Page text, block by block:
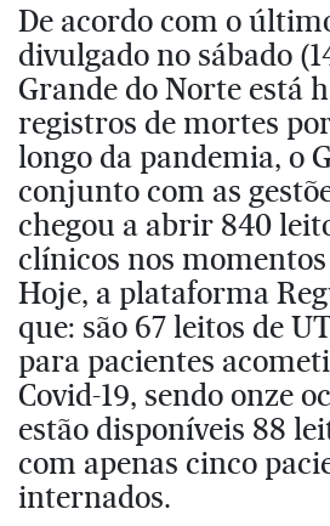
De acordo com o
divulgado no sábado
Grande do Norte está
registros de mortes
longo da pandemia, o
conjunto com as
chegou a abrir 840
clínicos nos
Hoje, a plataforma
que: são 67 leitos de
para pacientes
Covid-19, sendo onze
estão disponíveis 88
com apenas cinco
internados.